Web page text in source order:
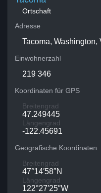
Ortschaft
Adresse
Tacoma, Washington,
Einwohnerzahl
219 346
Koordinaten für GPS
Breitengrad
47.249445
Längengrad
-122.45691
Geografische Koordinaten
Breitengrad
47°14′58″N
Längengrad
122°27′25″W